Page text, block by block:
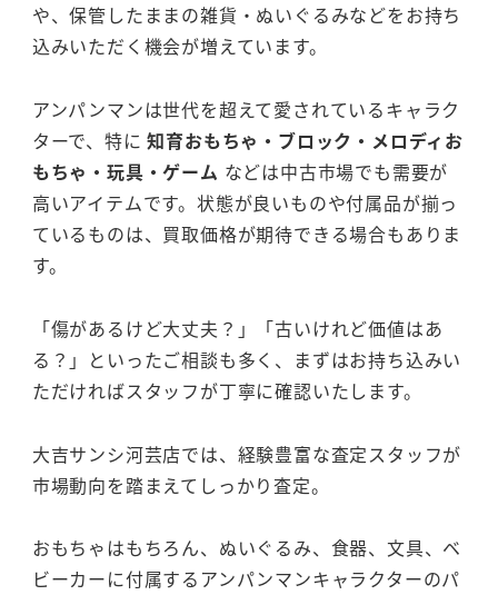
や、保管したままの雑貨・ぬいぐるみなどをお持ち
込みいただく機会が増えています。
アンパンマンは世代を超えて愛されているキャラク
ターで、特に知育おもちゃ・ブロック・メロディお
もちゃ・玩具・ゲーム などは中古市場でも需要が
高いアイテムです。状態が良いものや付属品が揃っ
ているものは、買取価格が期待できる場合もありま
す。
「傷があるけど大丈夫？」「古いけれど価値はあ
る？」といったご相談も多く、まずはお持ち込みい
ただければスタッフが丁寧に確認いたします。
大吉サンシ河芸店では、経験豊富な査定スタッフが
市場動向を踏まえてしっかり査定。
おもちゃはもちろん、ぬいぐるみ、食器、文具、ベ
ビーカーに付属するアンパンマンキャラクターのパ